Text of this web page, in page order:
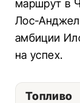
маршрут в
Лос-
амбиции
на успех.
Топливо